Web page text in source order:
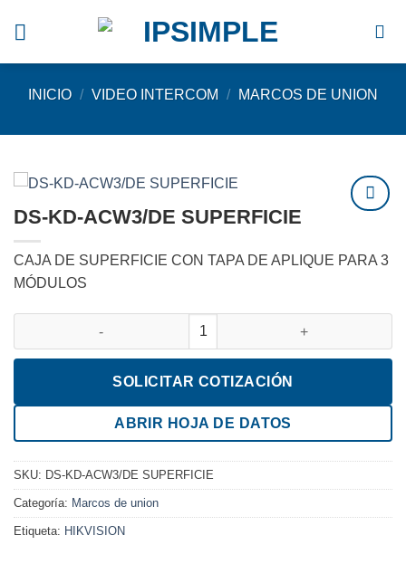
INICIO / VIDEO INTERCOM / MARCOS DE UNION
favoritos
DS-KD-ACW3/DE SUPERFICIE
CAJA DE SUPERFICIE CON TAPA DE APLIQUE PARA 3
MÓDULOS
DS-KD-ACW3/DE SUPERFICIE cantidad
SOLICITAR COTIZACIÓN
ABRIR HOJA DE DATOS
SKU: DS-KD-ACW3/DE SUPERFICIE
Categoría: Marcos de union
Etiqueta: HIKVISION